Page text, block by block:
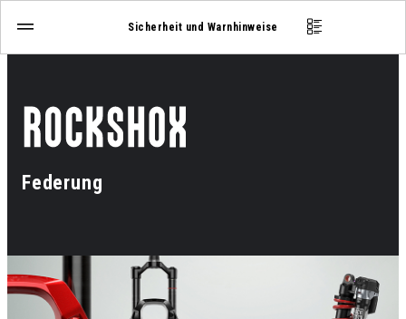
Sicherheit und Warnhinweise
Federung